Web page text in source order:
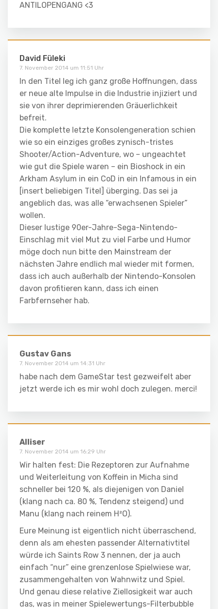
ANTILOPENGANG <3
David Füleki
7. November 2014 um 11:51 Uhr
In den Titel leg ich ganz große Hoffnungen, dass
er neue alte Impulse in die Industrie injiziert und
sie von ihrer deprimierenden Gräuerlichkeit
befreit.
Die komplette letzte Konsolengeneration schien
wie so ein einziges großes zynisch-tristes
Shooter/Action-Adventure, wo – ungeachtet
wie gut die Spiele waren – ein Bioshock in ein
Arkham Asylum in ein CoD in ein Infamous in ein
[insert beliebigen Titel] überging. Das sei ja
angeblich das, was alle “erwachsenen Spieler”
wollen.
Dieser lustige 90er-Jahre-Sega-Nintendo-
Einschlag mit viel Mut zu viel Farbe und Humor
möge doch nun bitte den Mainstream der
nächsten Jahre endlich mal wieder mit formen,
dass ich auch außerhalb der Nintendo-Konsolen
davon profitieren kann, dass ich einen
Farbfernseher hab.
Gustav Gans
7. November 2014 um 14:31 Uhr
habe nach dem GameStar test gezweifelt aber
jetzt werde ich es mir wohl doch zulegen. merci!
Alliser
7. November 2014 um 16:29 Uhr
Wir halten fest: Die Rezeptoren zur Aufnahme
und Weiterleitung von Koffein in Micha sind
schneller bei 120 %, als diejenigen von Daniel
(klang nach ca. 80 %, Tendenz steigend) und
Manu (klang nach reinem H²O).
Eure Meinung ist eigentlich nicht überraschend,
denn als am ehesten passender Alternativtitel
würde ich Saints Row 3 nennen, der ja auch
einfach “nur” eine grenzenlose Spielwiese war,
zusammengehalten von Wahnwitz und Spiel.
Und genau diese relative Ziellosigkeit war auch
das, was in meiner Spielewertungs-Filterbubble